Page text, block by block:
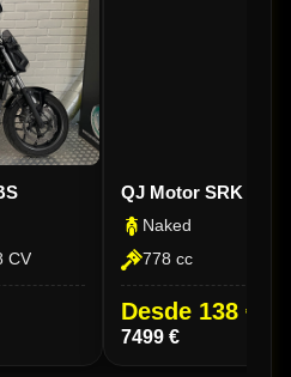
CV
QJ Motor SRK 800
Naked
778 cc
Desde 138 €/
7499 €